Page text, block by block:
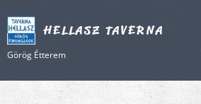
HELLASZ TAVERNA
Görög Étterem